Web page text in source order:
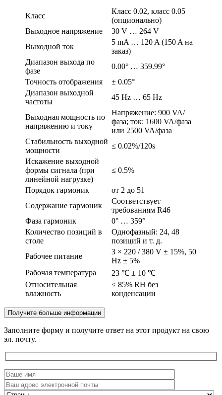
Класс
Класс 0.02, класс 0.05
(опционально)
Выходное напряжение
30 V … 264 V
Выходной ток
5 mA … 120 A (150 A на
заказ)
Диапазон выхода по
фазе
0.00° … 359.99°
Точность отображения
± 0.05°
Диапазон выходной
частоты
45 Hz … 65 Hz
Выходная мощность по
напряжению и току
Напряжение: 900 VA/
фаза; ток: 1600 VA/фаза
или 2500 VA/фаза
Стабильность выходной
мощности
≤ 0.02%/120s
Искажение выходной
формы сигнала (при
линейной нагрузке)
≤ 0.5%
Порядок гармоник
от 2 до 51
Содержание гармоник
Соответствует
требованиям R46
Фаза гармоник
0° … 359°
Количество позиций в
столе
Однофазный: 24, 48
позиций и т. д.
Рабочее питание
3 × 220 / 380 V ± 15%, 50
Hz ± 5%
Рабочая температура
23 ℃ ± 10 ℃
Относительная
влажность
≤ 85% RH без
конденсации
Получите больше информации
Заполните форму и получите ответ на этот продукт на свою
эл. почту.